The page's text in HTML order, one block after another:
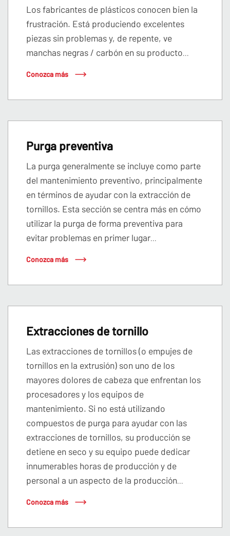
Los fabricantes de plásticos conocen bien la
frustración. Está produciendo excelentes
piezas sin problemas y, de repente, ve
manchas negras / carbón en su producto...
Conozca más
Purga preventiva
La purga generalmente se incluye como parte
del mantenimiento preventivo, principalmente
en términos de ayudar con la extracción de
tornillos. Esta sección se centra más en cómo
utilizar la purga de forma preventiva para
evitar problemas en primer lugar...
Conozca más
Extracciones de tornillo
Las extracciones de tornillos (o empujes de
tornillos en la extrusión) son uno de los
mayores dolores de cabeza que enfrentan los
procesadores y los equipos de
mantenimiento. Si no está utilizando
compuestos de purga para ayudar con las
extracciones de tornillos, su producción se
detiene en seco y su equipo puede dedicar
innumerables horas de producción y de
personal a un aspecto de la producción...
Conozca más